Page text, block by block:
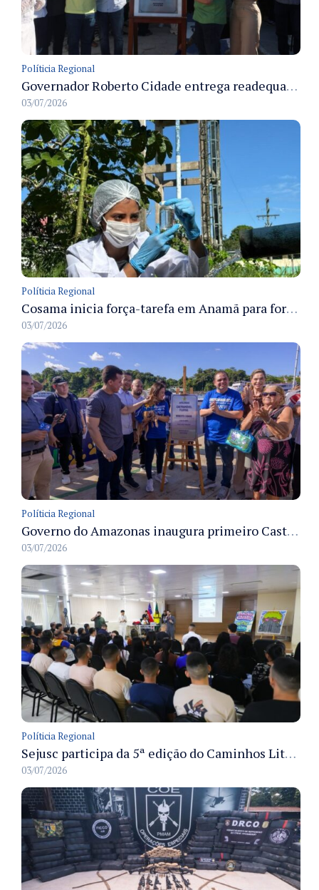
Políticia Regional
Governador Roberto Cidade entrega readequação do ambulatório da FCecon e amplia capacidade de atendimento oncológico em Manaus
03/07/2026
Políticia Regional
Cosama inicia força-tarefa em Anamã para fortalecer abastecimento de água e segurança hídrica da população
03/07/2026
Políticia Regional
Governo do Amazonas inaugura primeiro Castramóvel Fluvial para atendimento veterinário às comunidades ribeirinhas e castração gratuita
03/07/2026
Políticia Regional
Sejusc participa da 5ª edição do Caminhos Literários com foco na cultura hip-hop nas unidades socioeducativas
03/07/2026